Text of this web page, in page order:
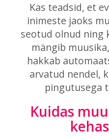
Kas teadsid, et
inimeste jaoks
seotud olnud ning
mängib
hakkab
arvatud nendel,
pingutusega
Kuidas